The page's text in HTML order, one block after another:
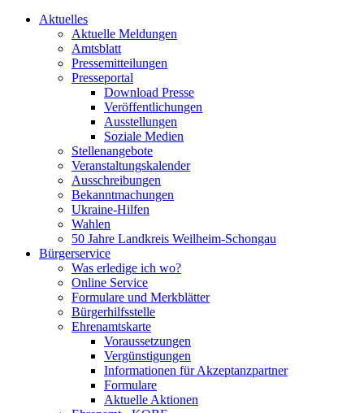
Aktuelles
Aktuelle Meldungen
Amtsblatt
Pressemitteilungen
Presseportal
Download Presse
Veröffentlichungen
Ausstellungen
Soziale Medien
Stellenangebote
Veranstaltungskalender
Ausschreibungen
Bekanntmachungen
Ukraine-Hilfen
Wahlen
50 Jahre Landkreis Weilheim-Schongau
Bürgerservice
Was erledige ich wo?
Online Service
Formulare und Merkblätter
Bürgerhilfsstelle
Ehrenamtskarte
Voraussetzungen
Vergünstigungen
Informationen für Akzeptanzpartner
Formulare
Aktuelle Aktionen